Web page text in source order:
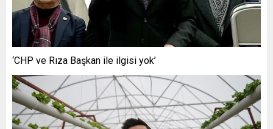
‘CHP ve Rıza Başkan ile ilgisi yok’